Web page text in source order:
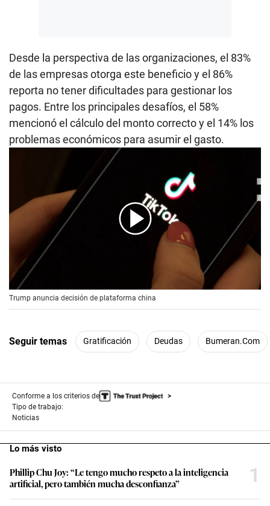
Desde la perspectiva de las organizaciones, el 83%
de las empresas otorga este beneficio y el 86%
reporta no tener dificultades para gestionar los
pagos. Entre los principales desafíos, el 58%
mencionó el cálculo del monto correcto y el 14% los
problemas económicos para asumir el gasto.
Trump anuncia decisión de plataforma china
Seguir temas Gratificación Deudas Bumeran.com
Conforme a los criterios de
Tipo de trabajo:
Noticias
Lo más visto
Phillip Chu Joy: “Le tengo mucho respeto a la inteligencia
artificial, pero también mucha desconfianza”
1